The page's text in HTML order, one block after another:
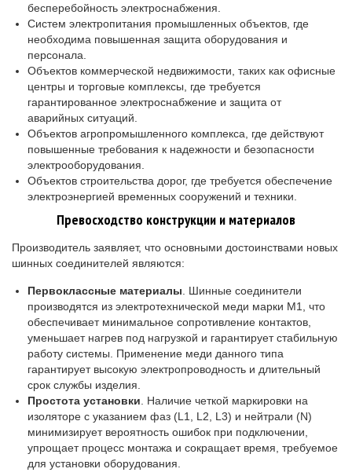
бесперебойность электроснабжения.
Систем электропитания промышленных объектов, где
необходима повышенная защита оборудования и
персонала.
Объектов коммерческой недвижимости, таких как офисные
центры и торговые комплексы, где требуется
гарантированное электроснабжение и защита от
аварийных ситуаций.
Объектов агропромышленного комплекса, где действуют
повышенные требования к надежности и безопасности
электрооборудования.
Объектов строительства дорог, где требуется обеспечение
электроэнергией временных сооружений и техники.
Превосходство конструкции и материалов
Производитель заявляет, что основными достоинствами новых
шинных соединителей являются:
Первоклассные материалы . Шинные соединители
производятся из электротехнической меди марки М1, что
обеспечивает минимальное сопротивление контактов,
уменьшает нагрев под нагрузкой и гарантирует стабильную
работу системы. Применение меди данного типа
гарантирует высокую электропроводность и длительный
срок службы изделия.
Простота установки . Наличие четкой маркировки на
изоляторе с указанием фаз (L1, L2, L3) и нейтрали (N)
минимизирует вероятность ошибок при подключении,
упрощает процесс монтажа и сокращает время, требуемое
для установки оборудования.